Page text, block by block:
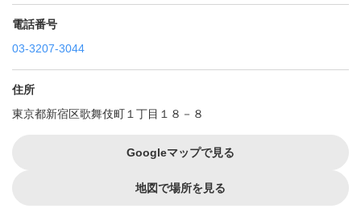
電話番号
03-3207-3044
住所
東京都新宿区歌舞伎町１丁目１８－８
Googleマップで見る
地図で場所を見る